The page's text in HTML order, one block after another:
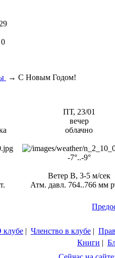
→ С Новым Годом!
ПТ, 23/01
вечер
облачно
-7°..-9°
Ветер В, 3-5 м/сек
Атм. давл. 764..766 мм
клубе | Членство в клубе |
Книги |